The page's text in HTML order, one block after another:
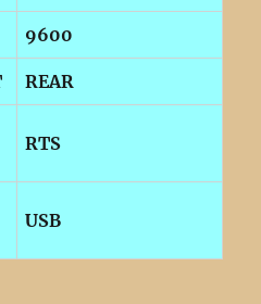
9600
REAR
RTS
USB